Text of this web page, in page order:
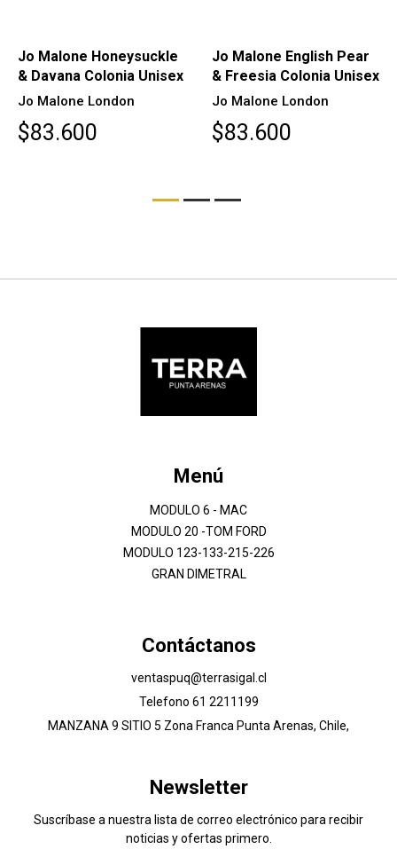
Jo Malone Honeysuckle
& Davana Colonia Unisex
Jo Malone London
$83.600
Jo Malone English Pear
& Freesia Colonia Unisex
Jo Malone London
$83.600
Menú
MODULO 6 - MAC
MODULO 20 -TOM FORD
MODULO 123-133-215-226
GRAN DIMETRAL
Contáctanos
ventaspuq@terrasigal.cl
Telefono 61 2211199
MANZANA 9 SITIO 5 Zona Franca Punta Arenas, Chile,
Newsletter
Suscríbase a nuestra lista de correo electrónico para recibir
noticias y ofertas primero.